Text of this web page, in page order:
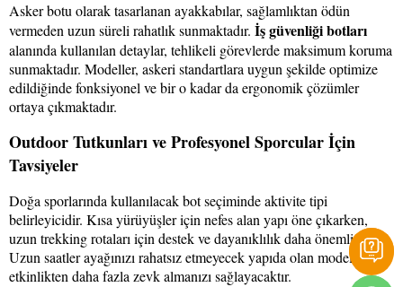
Asker botu olarak tasarlanan ayakkabılar, sağlamlıktan ödün
vermeden uzun süreli rahatlık sunmaktadır. İş güvenliği botları
alanında kullanılan detaylar, tehlikeli görevlerde maksimum koruma
sunmaktadır. Modeller, askeri standartlara uygun şekilde optimize
edildiğinde fonksiyonel ve bir o kadar da ergonomik çözümler
ortaya çıkmaktadır.
Outdoor Tutkunları ve Profesyonel Sporcular İçin
Tavsiyeler
Doğa sporlarında kullanılacak bot seçiminde aktivite tipi
belirleyicidir. Kısa yürüyüşler için nefes alan yapı öne çıkarken,
uzun trekking rotaları için destek ve dayanıklılık daha önemlidir.
Uzun saatler ayağınızı rahatsız etmeyecek yapıda olan modeller,
etkinlikten daha fazla zevk almanızı sağlayacaktır.